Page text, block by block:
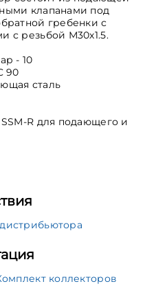
клапанами под
гребенки с
с резьбой М30х1.5.
- 10
90
сталь
R для подающего и
коллекторов